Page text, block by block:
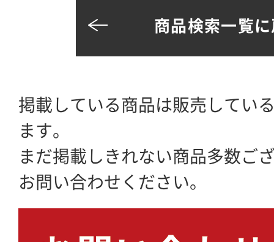
商品検索一覧
掲載している商品は販売してい
ます。
まだ掲載しきれない商品多数ご
お問い合わせください。